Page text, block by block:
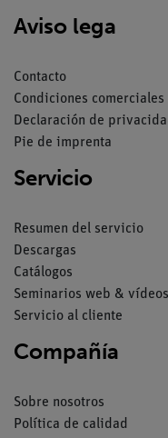
Aviso lega
Contacto
Condiciones comerciales
Declaración de
Pie de imprenta
Servicio
Resumen del servicio
Descargas
Catálogos
Seminarios web & vídeos
Servicio al cliente
Compañía
Sobre nosotros
Política de calidad